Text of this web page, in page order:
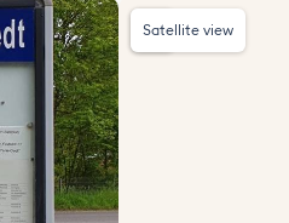
Satellite view